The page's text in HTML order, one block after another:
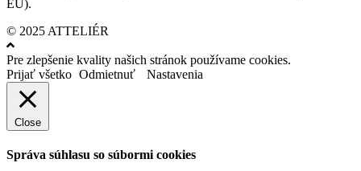
EÚ).
© 2025 ATTELIÉR
Pre zlepšenie kvality našich stránok používame cookies.
Prijať všetko Odmietnuť Nastavenia
Close
Správa súhlasu so súbormi cookies